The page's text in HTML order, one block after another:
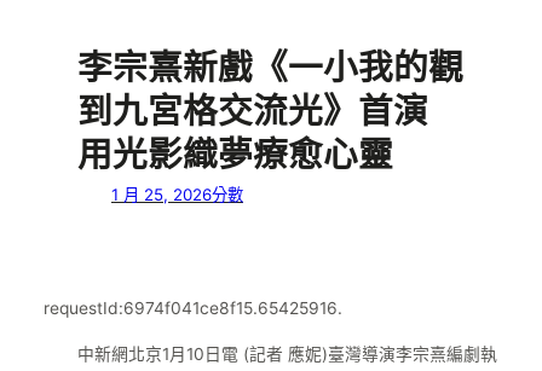
李宗熹新戲《一小我的觀
到九宮格交流光》首演
用光影織夢療愈心靈
1 月 25, 2026分數
requestId:6974f041ce8f15.65425916.
中新網北京1月10日電 (記者 應妮)臺灣導演李宗熹編劇執